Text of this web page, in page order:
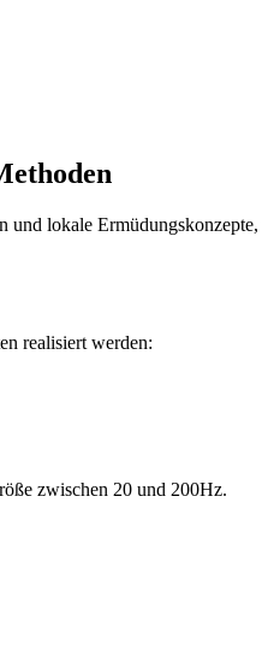
lokale
realisiert werden:
zwischen 20 und 200Hz.